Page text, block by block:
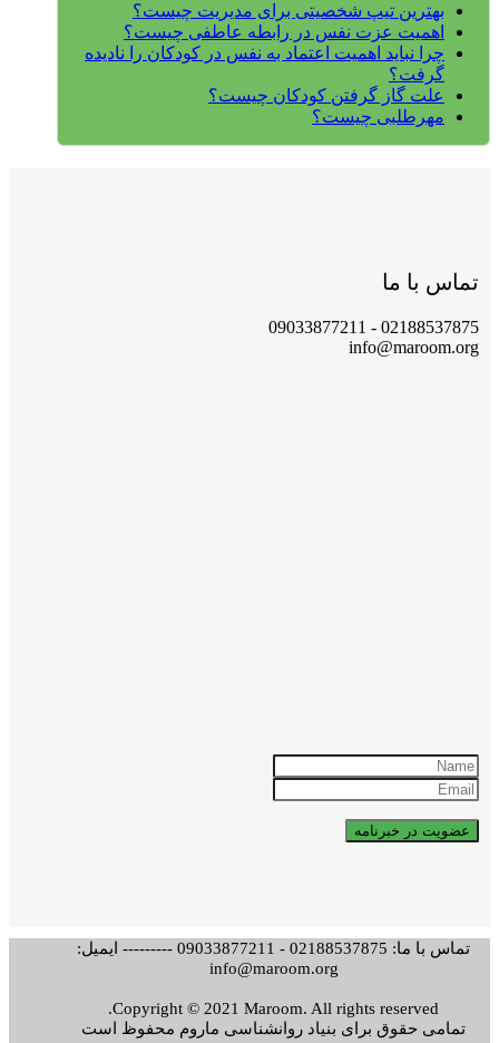
بهترین تیپ شخصیتی برای مدیریت چیست؟
اهمیت عزت نفس در رابطه عاطفی چیست؟
چرا نباید اهمیت اعتماد به نفس در کودکان را نادیده
گرفت؟
علت گاز گرفتن کودکان چیست؟
مهرطلبی چیست؟
تماس با ما
02188537875 - 09033877211
info@maroom.org
تماس با ما: 02188537875 - 09033877211 --------- ایمیل:
info@maroom.org
Copyright © 2021 Maroom. All rights reserved.
تمامی حقوق برای بنیاد روانشناسی ماروم محفوظ است